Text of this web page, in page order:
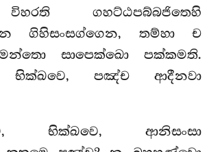
ගහට්ඨපබ්බජිතෙහි
ගිහිසංසග්ගෙන, තම්හා ච
සාපෙක්ඛො පක්කමති.
පඤ්ච ආදීනවා
භික්ඛවෙ, ආනිසංසා